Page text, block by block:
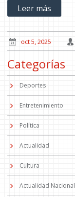
Leer más
oct 5, 2025
Categorías
Deportes
Entretenimiento
Política
Actualidad
Cultura
Actualidad Nacional